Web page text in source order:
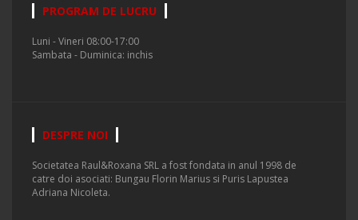
PROGRAM DE LUCRU
Luni - Vineri 08:00-17:00
Sambata - Duminica: inchis
DESPRE NOI
Societatea Raul&Roxana SRL a fost fondata in anul 1998 de
catre doi asociati: Bungau Florin Marius si Puris Lapustea
Adriana Nicoleta.